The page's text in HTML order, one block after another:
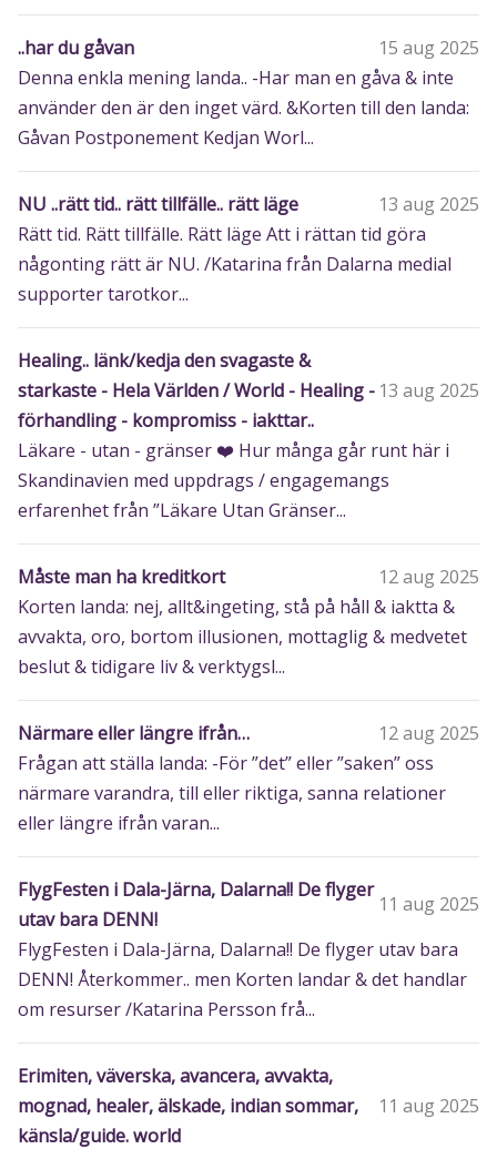
..har du gåvan
15 aug 2025
Denna enkla mening landa.. -Har man en gåva & inte
använder den är den inget värd. &Korten till den landa:
Gåvan Postponement Kedjan Worl...
NU ..rätt tid.. rätt tillfälle.. rätt läge
13 aug 2025
Rätt tid. Rätt tillfälle. Rätt läge Att i rättan tid göra
någonting rätt är NU. /Katarina från Dalarna medial
supporter tarotkor...
Healing.. länk/kedja den svagaste &
starkaste - Hela Världen / World - Healing -
förhandling - kompromiss - iakttar..
13 aug 2025
Läkare - utan - gränser ❤️‍ Hur många går runt här i
Skandinavien med uppdrags / engagemangs
erfarenhet från ”Läkare Utan Gränser...
Måste man ha kreditkort
12 aug 2025
Korten landa: nej, allt&ingeting, stå på håll & iaktta &
avvakta, oro, bortom illusionen, mottaglig & medvetet
beslut & tidigare liv & verktygsl...
Närmare eller längre ifrån…
12 aug 2025
Frågan att ställa landa: -För ”det” eller ”saken” oss
närmare varandra, till eller riktiga, sanna relationer
eller längre ifrån varan...
FlygFesten i Dala-Järna, Dalarna!! De flyger
utav bara DENN!
11 aug 2025
FlygFesten i Dala-Järna, Dalarna!! De flyger utav bara
DENN! Återkommer.. men Korten landar & det handlar
om resurser /Katarina Persson frå...
Erimiten, väverska, avancera, avvakta,
mognad, healer, älskade, indian sommar,
känsla/guide. world
11 aug 2025